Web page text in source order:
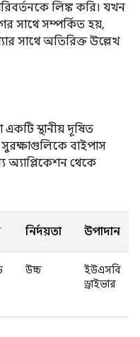
লিঙ্ক করি। যখন
সাথে সম্পর্কিত হয়,
সাথে অতিরিক্ত উল্লেখ
স্থানীয় দূষিত
বাইপাস
অ্যাপ্লিকেশন থেকে
নির্দয়তা উপাদান
উচ্চ
ইউএসবি
ড্রাইভার